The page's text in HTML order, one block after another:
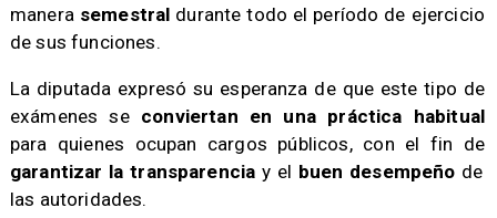
manera semestral durante todo el período de ejercicio
de sus funciones.
La diputada expresó su esperanza de que este tipo de
exámenes seconviertan en una práctica habitual
para quienes ocupan cargos públicos, con el fin de
garantizar la transparencia y el buen desempeño de
las autoridades.